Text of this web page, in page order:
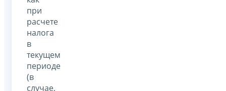
при
расчете
налога
в
текущем
периоде
(в
случае,